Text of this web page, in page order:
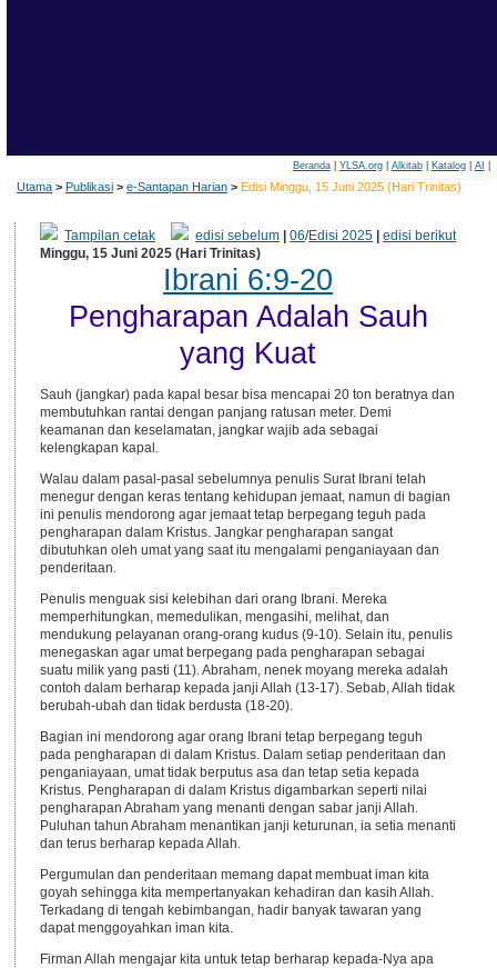
Beranda| YLSA.org| Alkitab| Katalog| AI
Utama > Publikasi > e-Santapan Harian > Edisi Minggu, 15 Juni 2025 (Hari Trinitas)
Tampilan cetak edisi sebelum |06/Edisi 2025 |edisi berikut
Minggu, 15 Juni 2025 (Hari Trinitas)
Ibrani 6:9-20
Pengharapan Adalah Sauh
yang Kuat
Sauh (jangkar) pada kapal besar bisa mencapai 20 ton beratnya dan
membutuhkan rantai dengan panjang ratusan meter. Demi
keamanan dan keselamatan, jangkar wajib ada sebagai
kelengkapan kapal.
Walau dalam pasal-pasal sebelumnya penulis Surat Ibrani telah
menegur dengan keras tentang kehidupan jemaat, namun di bagian
ini penulis mendorong agar jemaat tetap berpegang teguh pada
pengharapan dalam Kristus. Jangkar pengharapan sangat
dibutuhkan oleh umat yang saat itu mengalami penganiayaan dan
penderitaan.
Penulis menguak sisi kelebihan dari orang Ibrani. Mereka
memperhitungkan, memedulikan, mengasihi, melihat, dan
mendukung pelayanan orang-orang kudus (9-10). Selain itu, penulis
menegaskan agar umat berpegang pada pengharapan sebagai
suatu milik yang pasti (11). Abraham, nenek moyang mereka adalah
contoh dalam berharap kepada janji Allah (13-17). Sebab, Allah tidak
berubah-ubah dan tidak berdusta (18-20).
Bagian ini mendorong agar orang Ibrani tetap berpegang teguh
pada pengharapan di dalam Kristus. Dalam setiap penderitaan dan
penganiayaan, umat tidak berputus asa dan tetap setia kepada
Kristus. Pengharapan di dalam Kristus digambarkan seperti nilai
pengharapan Abraham yang menanti dengan sabar janji Allah.
Puluhan tahun Abraham menantikan janji keturunan, ia setia menanti
dan terus berharap kepada Allah.
Pergumulan dan penderitaan memang dapat membuat iman kita
goyah sehingga kita mempertanyakan kehadiran dan kasih Allah.
Terkadang di tengah kebimbangan, hadir banyak tawaran yang
dapat menggoyahkan iman kita.
Firman Allah mengajar kita untuk tetap berharap kepada-Nya apa